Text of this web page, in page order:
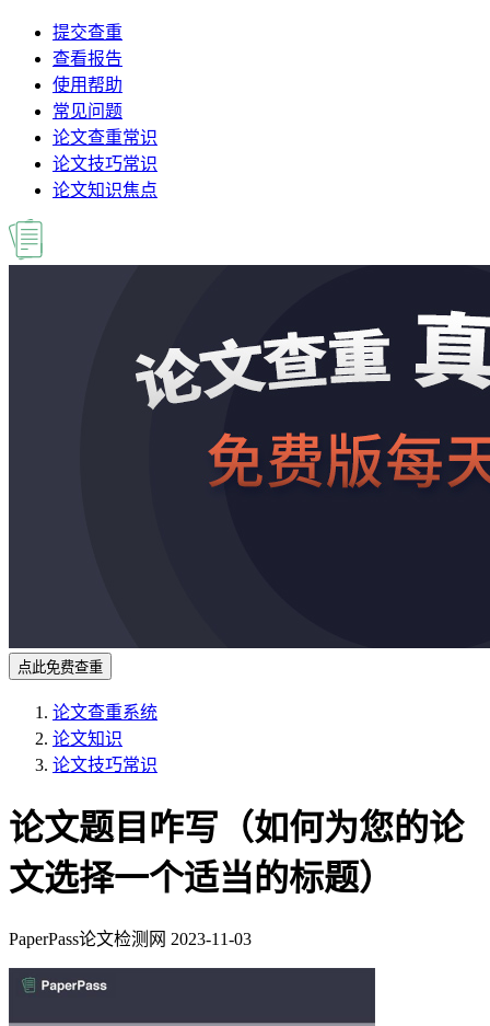
提交查重
查看报告
使用帮助
常见问题
论文查重常识
论文技巧常识
论文知识焦点
点此免费查重
论文查重系统
论文知识
论文技巧常识
论文题目咋写（如何为您的论
文选择一个适当的标题）
PaperPass论文检测网 2023-11-03